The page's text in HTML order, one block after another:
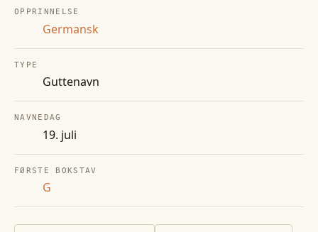
OPPRINNELSE
Germansk
TYPE
Guttenavn
NAVNEDAG
19. juli
FØRSTE BOKSTAV
G